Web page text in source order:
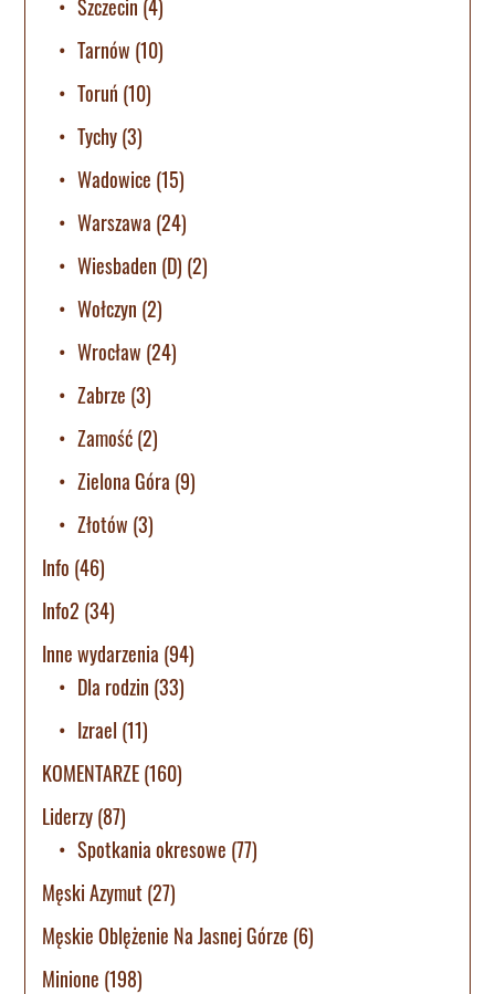
Szczecin (4)
Tarnów (10)
Toruń (10)
Tychy(3)
Wadowice (15)
Warszawa (24)
Wiesbaden (D) (2)
Wołczyn (2)
Wrocław (24)
Zabrze (3)
Zamość(2)
Zielona Góra (9)
Złotów (3)
Info (46)
Info2 (34)
Inne wydarzenia (94)
Dla rodzin (33)
Izrael (11)
KOMENTARZE(160)
Liderzy(87)
Spotkania okresowe (77)
Męski Azymut (27)
Męskie Oblężenie Na Jasnej Górze (6)
Minione (198)